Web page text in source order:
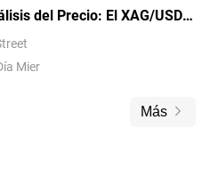
del Precio: El XAG/USD
máximo de un mes, apunta
tras una ruptura técnica
Mier
Más